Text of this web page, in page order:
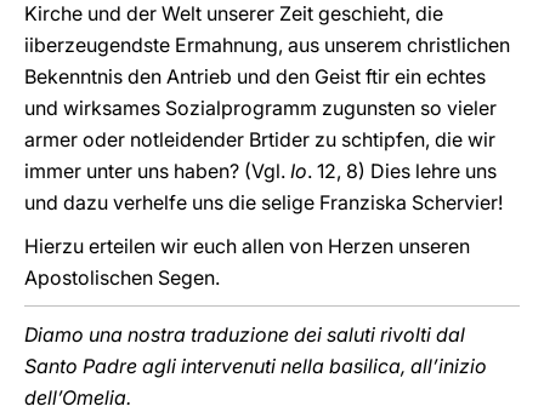
Kirche und der Welt unserer Zeit geschieht, die
iiberzeugendste Ermahnung, aus unserem christlichen
Bekenntnis den Antrieb und den Geist ftir ein echtes
und wirksames Sozialprogramm zugunsten so vieler
armer oder notleidender Brtider zu schtipfen, die wir
immer unter uns haben? (Vgl. Io. 12, 8) Dies lehre uns
und dazu verhelfe uns die selige Franziska Schervier!
Hierzu erteilen wir euch allen von Herzen unseren
Apostolischen Segen.
Diamo una nostra traduzione dei saluti rivolti dal
Santo Padre agli intervenuti nella basilica, all’inizio
dell’Omelia.